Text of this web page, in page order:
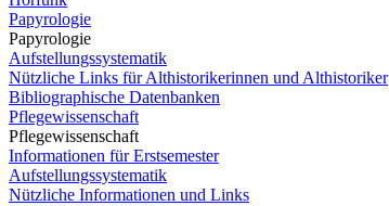
Papyrologie
Papyrologie
Aufstellungssystematik
Nützliche Links für Althistorikerinnen und Althistoriker
Bibliographische Datenbanken
Pflegewissenschaft
Pflegewissenschaft
Informationen für Erstsemester
Aufstellungssystematik
Nützliche Informationen und Links